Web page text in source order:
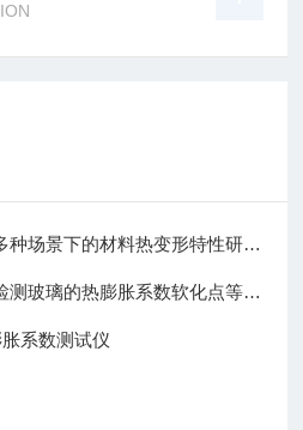
景下的材料热变形特性研究需求
玻璃的热膨胀系数软化点等性能
系数测试仪